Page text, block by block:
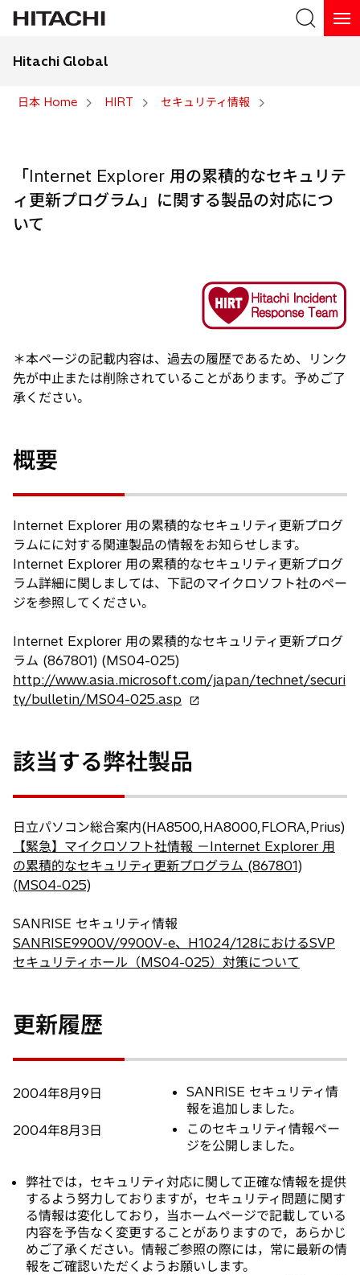
Hitachi Global
日本 Home HIRT セキュリティ情報
「Internet Explorer 用の累積的なセキュリテ
ィ更新プログラム」に関する製品の対応につ
いて
＊本ページの記載内容は、過去の履歴であるため、リンク
先が中止または削除されていることがあります。予めご了
承ください。
概要
Internet Explorer 用の累積的なセキュリティ更新プログ
ラムにに対する関連製品の情報をお知らせします。
Internet Explorer 用の累積的なセキュリティ更新プログ
ラム詳細に関しましては、下記のマイクロソフト社のペー
ジを参照してください。
Internet Explorer 用の累積的なセキュリティ更新プログ
ラム (867801) (MS04-025)
http://www.asia.microsoft.com/japan/technet/securi
ty/bulletin/MS04-025.asp 新
タ
ブ
で
く
該当する弊社製品
日立パソコン総合案内(HA8500,HA8000,FLORA,Prius)
【緊急】マイクロソフト社情報 －Internet Explorer 用
の累積的なセキュリティ更新プログラム (867801)
(MS04-025)
SANRISE セキュリティ情報
SANRISE9900V/9900V-e、H1024/128におけるSVP
セキュリティホール（MS04-025）対策について
更新履歴
2004年8月9日
SANRISE セキュリティ情
報を追加しました。
2004年8月3日
このセキュリティ情報ペー
ジを公開しました。
弊社では，セキュリティ対応に関して正確な情報を提供
するよう努力しておりますが，セキュリティ問題に関す
る情報は変化しており，当ホームページで記載している
内容を予告なく変更することがありますので，あらかじ
めご了承ください。情報ご参照の際には，常に最新の情
報をご確認いただくようお願いします。